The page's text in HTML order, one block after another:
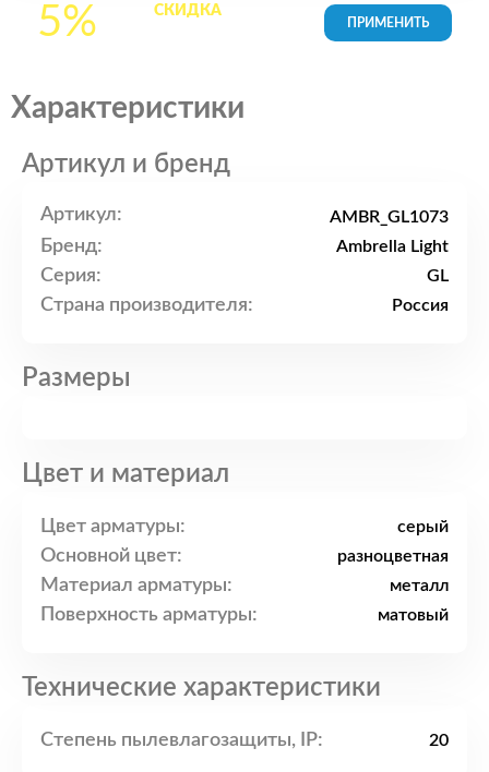
5% СКИДКАна все
Характеристики
Артикул и бренд
Артикул: AMBR_GL1073
Бренд: Ambrella Light
Серия: GL
Страна производителя: Россия
Размеры
Цвет и материал
Цвет арматуры: серый
Основной цвет: разноцветная
Материал арматуры: металл
Поверхность арматуры: матовый
Технические характеристики
Степень пылевлагозащиты, IP: 20